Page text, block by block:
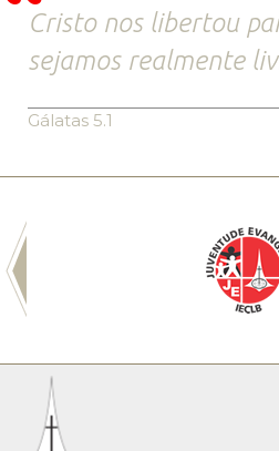
Cristo nos libertou
sejamos realmente
Gálatas 5.1